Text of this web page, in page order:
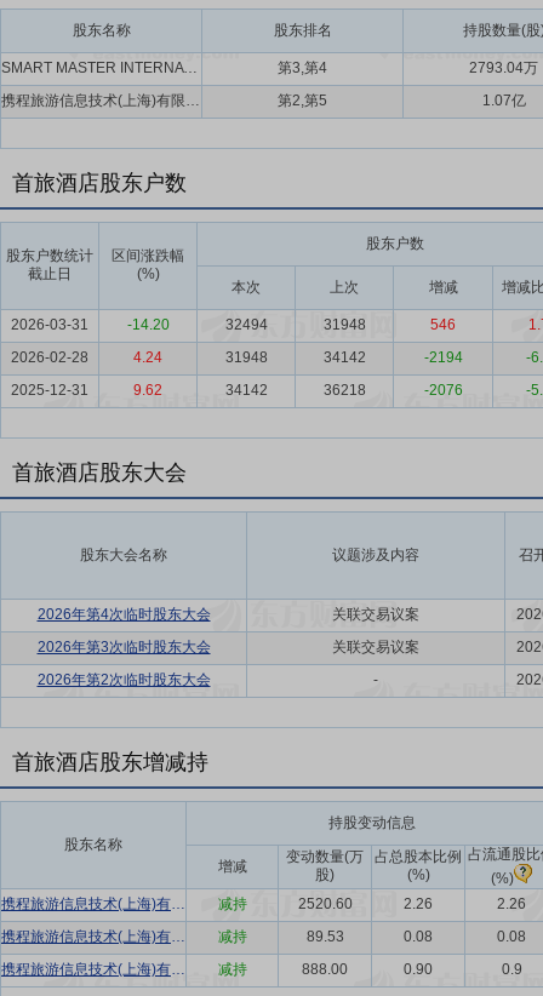
股东名称 股东排名 持股数量(股
SMART MASTER INTERNATIONAL LIMITED,沈南鹏(Nan peng Shen) 第3,第4
2793.04万
携程旅游信息技术(上海)有限公司,WISE KINGDOM GROUP LIMITED
第2,第5 1.07亿
首旅酒店股东户数
股东户数统计
截止日
区间涨跌幅
(%)
股东户数
本次 上次 增减 增减
2026-03-31 -14.20 32494 31948 546
2026-02-28
4.24 31948 34142 -2194
-
2025-12-31
9.62 34142 36218 -2076 -
首旅酒店股东大会
股东大会名称 议题涉及内容 召
2026年第4次临时股东大会 关联交易议案
2026年第3次临时股东大会
关联交易议案
2026年第2次临时股东大会
-
首旅酒店股东增减持
股东名称
持股变动信息
增减
变动数量(万
股)
占总股本比例
(%)
占流通股
(%)
携程旅游信息技术(上海)有限公司
减持 2520.60 2.26
2.26
携程旅游信息技术(上海)有限公司
减持 89.53 0.08
0.08
携程旅游信息技术(上海)有限公司
减持 888.00 0.90 0.9